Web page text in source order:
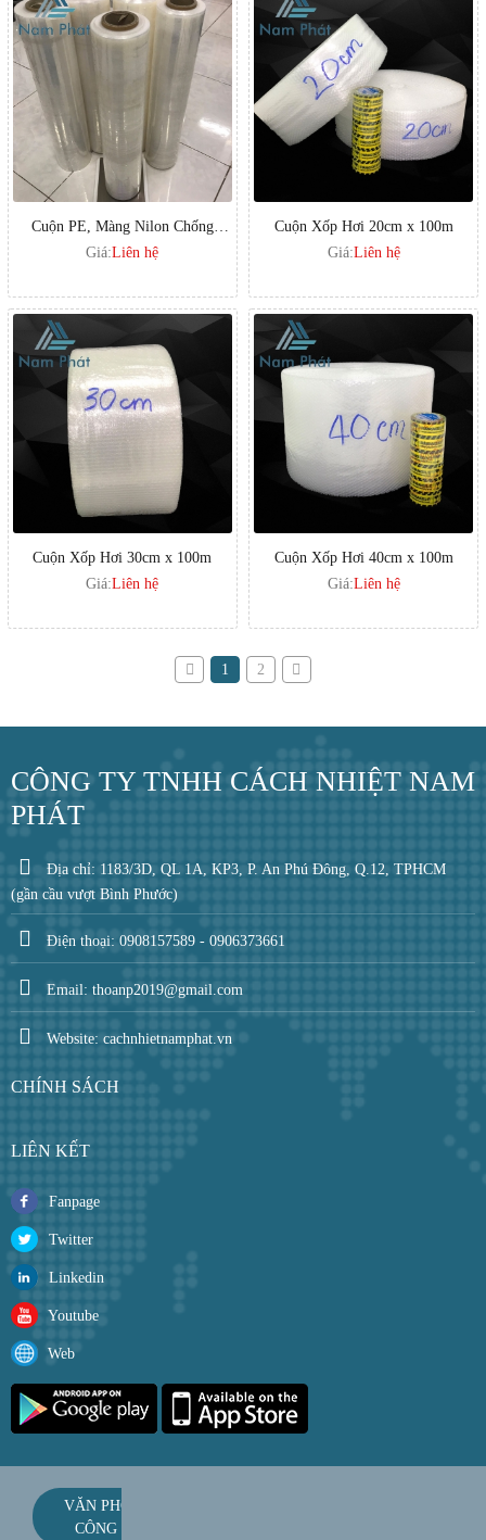
Cuộn PE, Màng Nilon Chống
Thấm
Giá:Liên hệ
Cuộn Xốp Hơi 20cm x 100m
Giá:Liên hệ
Cuộn Xốp Hơi 30cm x 100m
Giá:Liên hệ
Cuộn Xốp Hơi 40cm x 100m
Giá:Liên hệ
1 2
CÔNG TY TNHH CÁCH NHIỆT NAM
PHÁT
Địa chỉ: 1183/3D, QL 1A, KP3, P. An Phú Đông, Q.12, TPHCM
(gần cầu vượt Bình Phước)
Điện thoại: 0908157589 - 0906373661
Email: thoanp2019@gmail.com
Website: cachnhietnamphat.vn
CHÍNH SÁCH
LIÊN KẾT
Fanpage
Twitter
Linkedin
Youtube
Web
VĂN PHÒNG
CÔNG TY